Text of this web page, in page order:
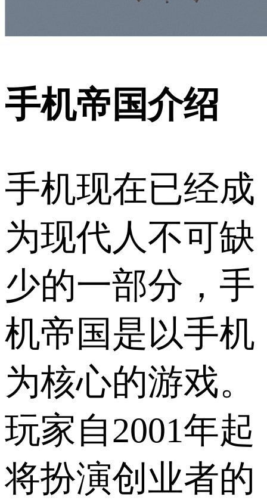
手机帝国介绍
手机现在已经成
为现代人不可缺
少的一部分，手
机帝国是以手机
为核心的游戏。
玩家自2001年起
将扮演创业者的